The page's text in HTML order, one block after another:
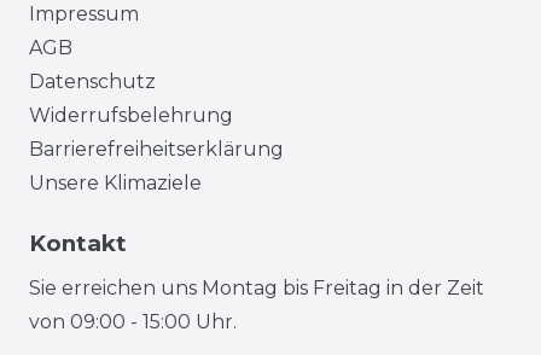
Impressum
AGB
Datenschutz
Widerrufsbelehrung
Barrierefreiheitserklärung
Unsere Klimaziele
Kontakt
Sie erreichen uns Montag bis Freitag in der Zeit
von 09:00 - 15:00 Uhr.